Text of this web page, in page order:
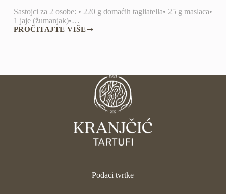
Sastojci za 2 osobe: • 220 g domaćih tagliatella• 25 g maslaca•
1 jaje (žumanjak)•…
PROČITAJTE VIŠE
DOMAĆE
Podaci tvrtke